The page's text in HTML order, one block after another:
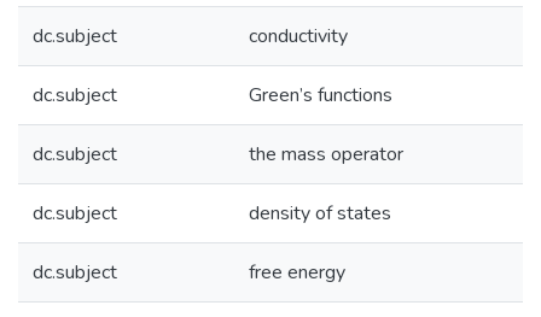
dc.subject conductivity
dc.subject Green’s functions
dc.subject the mass operator
dc.subject density of states
dc.subject free energy